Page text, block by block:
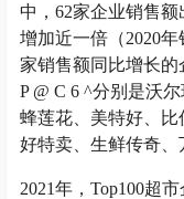
中，62家企业销售
增加近一倍（2020
家销售额同比增长的
P @ C 6 ^分别是沃
蜂莲花、美特好、比
好特卖、生鲜传奇、
2021年，Top100超